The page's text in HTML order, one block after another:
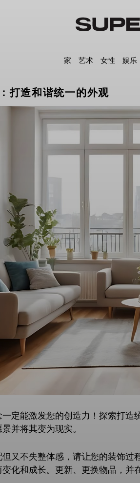
家 艺术 女性 娱乐
打造和谐统一的外观
定能激发您的创造力！探索打
并将其变为现实。
又不失整体感，请让您的装饰
化和成长。更新、更换物品，并